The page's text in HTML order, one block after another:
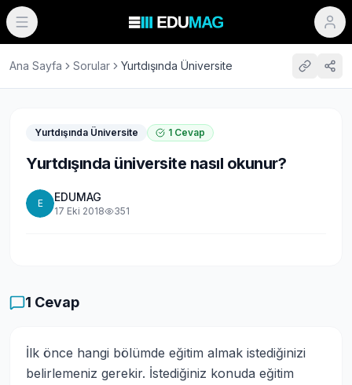
Ana Sayfa Sorular Yurtdışında Üniversite
Yurtdışında Üniversite 1 Cevap
Yurtdışında üniversite nasıl okunur?
E EDUMAG
17 Eki 2018 351
1 Cevap
İlk önce hangi bölümde eğitim almak istediğinizi
belirlemeniz gerekir. İstediğiniz konuda eğitim